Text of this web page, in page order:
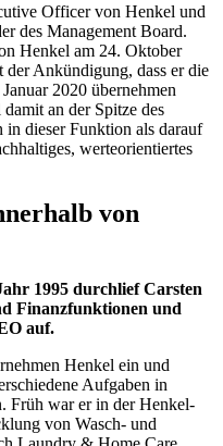
Officer von Henkel und
des Management Board.
Henkel am 24. Oktober
der Ankündigung, dass er die
2020 übernehmen
an der Spitze des
in dieser Funktion als darauf
werteorientiertes
von
1995 durchlief Carsten
Finanzfunktionen und
auf.
Henkel ein und
Aufgaben in
Früh war er in der Henkel-
von Wasch- und